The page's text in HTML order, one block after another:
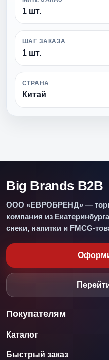
1 шт.
ШАГ ЗАКАЗА
1 шт.
СТРАНА
Китай
Big Brands B2B
ООО «ЕВРОБРЕНД» —
компания из
снеки, напитки и FMCG-
Покупателям
Каталог
Быстрый заказ